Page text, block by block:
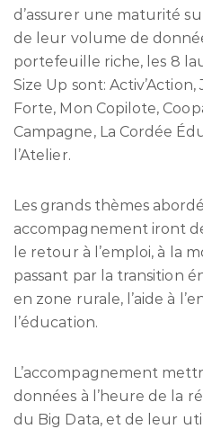
d’assurer une maturité
de leur volume de
portefeuille riche, les 8
Size Up sont:
Forte, Mon Copilote,
Campagne, La Cordée
l’Atelier.
Les grands thèmes
accompagnement iront
le retour à l’emploi, à la
passant par la transition
en zone rurale, l’aide à
l’éducation.
L’accompagnement
données à l’heure de la
du Big Data, et de leur